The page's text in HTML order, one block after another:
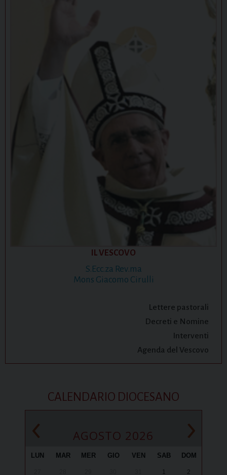
IL VESCOVO
S.Ecc.za Rev.ma
Mons Giacomo Cirulli
Lettere pastorali
Decreti e Nomine
Interventi
Agenda del Vescovo
CALENDARIO DIOCESANO
‹ AGOSTO 2026 ›
LUN MAR MER GIO VEN SAB DOM
1 2